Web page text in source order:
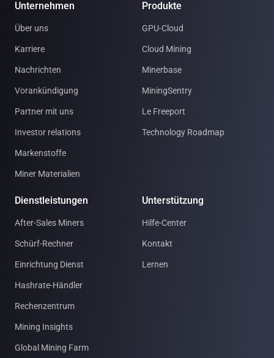
Unternehmen
Über uns
Karriere
Nachrichten
Vorankündigung
Partner mit uns
Investor relations
Markenstoffe
Miner Materialien
Produkte
GPU-Cloud
Cloud Mining
Minerbase
MiningSentry
Le Freeport
Technology Roadmap
Dienstleistungen
After-Sales Miners
Schürf-Rechner
Einrichtung Dienst
Hashrate-Händler
Rechenzentrum
Mining Insights
Global Mining Farm
Unterstützung
Hilfe-Center
Kontakt
Lernen